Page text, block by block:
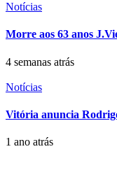
Notícias
Morre aos 63 anos
4 semanas atrás
Notícias
Vitória anuncia
1 ano atrás